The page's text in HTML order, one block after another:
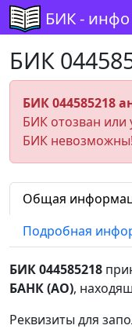
БИК - инфо
БИК
БИК 044585218
БИК отозван или
БИК невозможны!
Общая
Подробная
БИК 044585218
БАНК (АО),
Реквизиты для